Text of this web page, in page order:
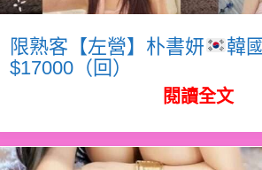
限熟客【左營】朴書妍
韓國
$17000（回）
閱讀全文